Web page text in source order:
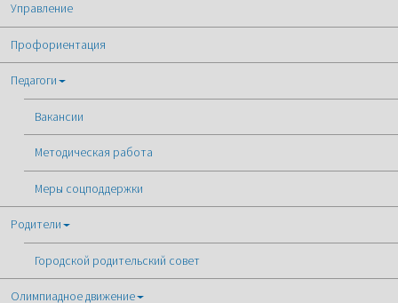
Управление
Профориентация
Педагоги
Вакансии
Методическая работа
Меры соцподдержки
Родители
Городской родительский совет
Олимпиадное движение